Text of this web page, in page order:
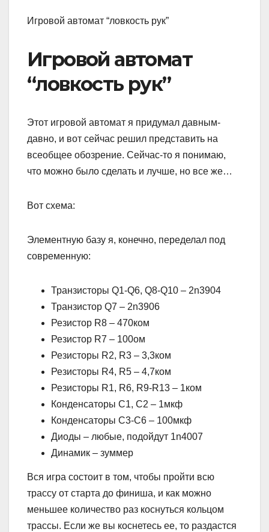
Игровой автомат “ловкость рук”
Игровой автомат
“ловкость рук”
Этот игровой автомат я придумал давным-
давно, и вот сейчас решил представить на
всеобщее обозрение. Сейчас-то я понимаю,
что можно было сделать и лучше, но все же…
Вот схема:
Элементную базу я, конечно, переделал под
современную:
Транзисторы Q1-Q6, Q8-Q10 – 2n3904
Транзистор Q7 – 2n3906
Резистор R8 – 470ком
Резистор R7 – 100ом
Резисторы R2, R3 – 3,3ком
Резисторы R4, R5 – 4,7ком
Резисторы R1, R6, R9-R13 – 1ком
Конденсаторы C1, C2 – 1мкф
Конденсаторы C3-C6 – 100мкф
Диоды – любые, подойдут 1n4007
Динамик – зуммер
Вся игра состоит в том, чтобы пройти всю
трассу от старта до финиша, и как можно
меньшее количество раз коснуться кольцом
трассы. Если же вы коснетесь ее, то раздастся